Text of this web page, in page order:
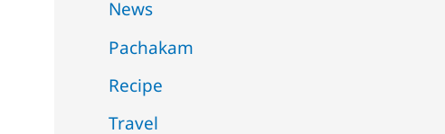
News
Pachakam
Recipe
Travel